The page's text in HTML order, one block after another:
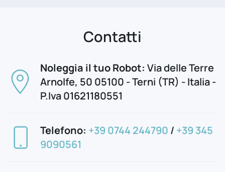
Contatti
Noleggia il tuo Robot: Via delle Terre
Arnolfe, 50 05100 - Terni (TR) - Italia -
P.Iva 01621180551
Telefono: +39 0744 244790 / +39 345
9090561